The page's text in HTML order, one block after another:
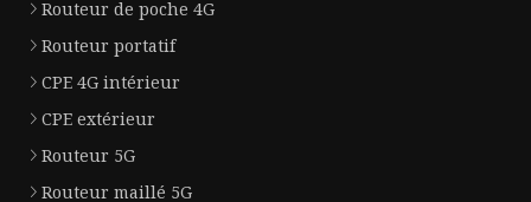
Routeur de poche 4G
Routeur portatif
CPE 4G intérieur
CPE extérieur
Routeur 5G
Routeur maillé 5G